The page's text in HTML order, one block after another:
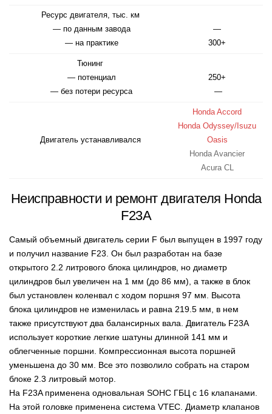
Ресурс двигателя, тыс. км
— по данным завода
— на практике
—
300+
Тюнинг
— потенциал
— без потери ресурса
250+
—
Двигатель устанавливался
Honda Accord
Honda Odyssey/Isuzu
Oasis
Honda Avancier
Acura CL
Неисправности и ремонт двигателя Honda
F23A
Самый объемный двигатель серии F был выпущен в 1997 году
и получил название F23. Он был разработан на базе
открытого 2.2 литрового блока цилиндров, но диаметр
цилиндров был увеличен на 1 мм (до 86 мм), а также в блок
был установлен коленвал с ходом поршня 97 мм. Высота
блока цилиндров не изменилась и равна 219.5 мм, в нем
также присутствуют два балансирных вала. Двигатель F23A
использует короткие легкие шатуны длинной 141 мм и
облегченные поршни. Компрессионная высота поршней
уменьшена до 30 мм. Все это позволило собрать на старом
блоке 2.3 литровый мотор.
На F23A применена одновальная SOHC ГБЦ с 16 клапанами
На этой головке применена система VTEC. Диаметр клапанов